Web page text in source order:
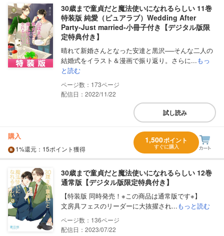
30歳まで童貞だと魔法使いになれるらしい 11巻
特装版 純愛（ピュアラブ）Wedding After
Party-Just married-小冊子付き【デジタル版限
定特典付き】
晴れて新婚さんとなった安達と黒沢──そんな二人の
結婚式をイラスト＆漫画で振り返り。さらに...もっ
と読む
173
配信日：2022/11/22
試し読み
購入
1%還元 ：15ポイント獲得
1,500ポイント
すぐに購入
30歳まで童貞だと魔法使いになれるらしい 12巻
通常版【デジタル版限定特典付き】
【特装版 同時発売！※この商品は通常版です※】
文房具フェスのリーダーに大抜擢され...もっと読む
136
配信日：2023/07/22